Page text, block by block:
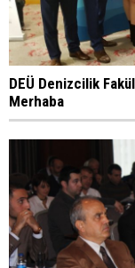
DEÜ Denizcilik
Merhaba